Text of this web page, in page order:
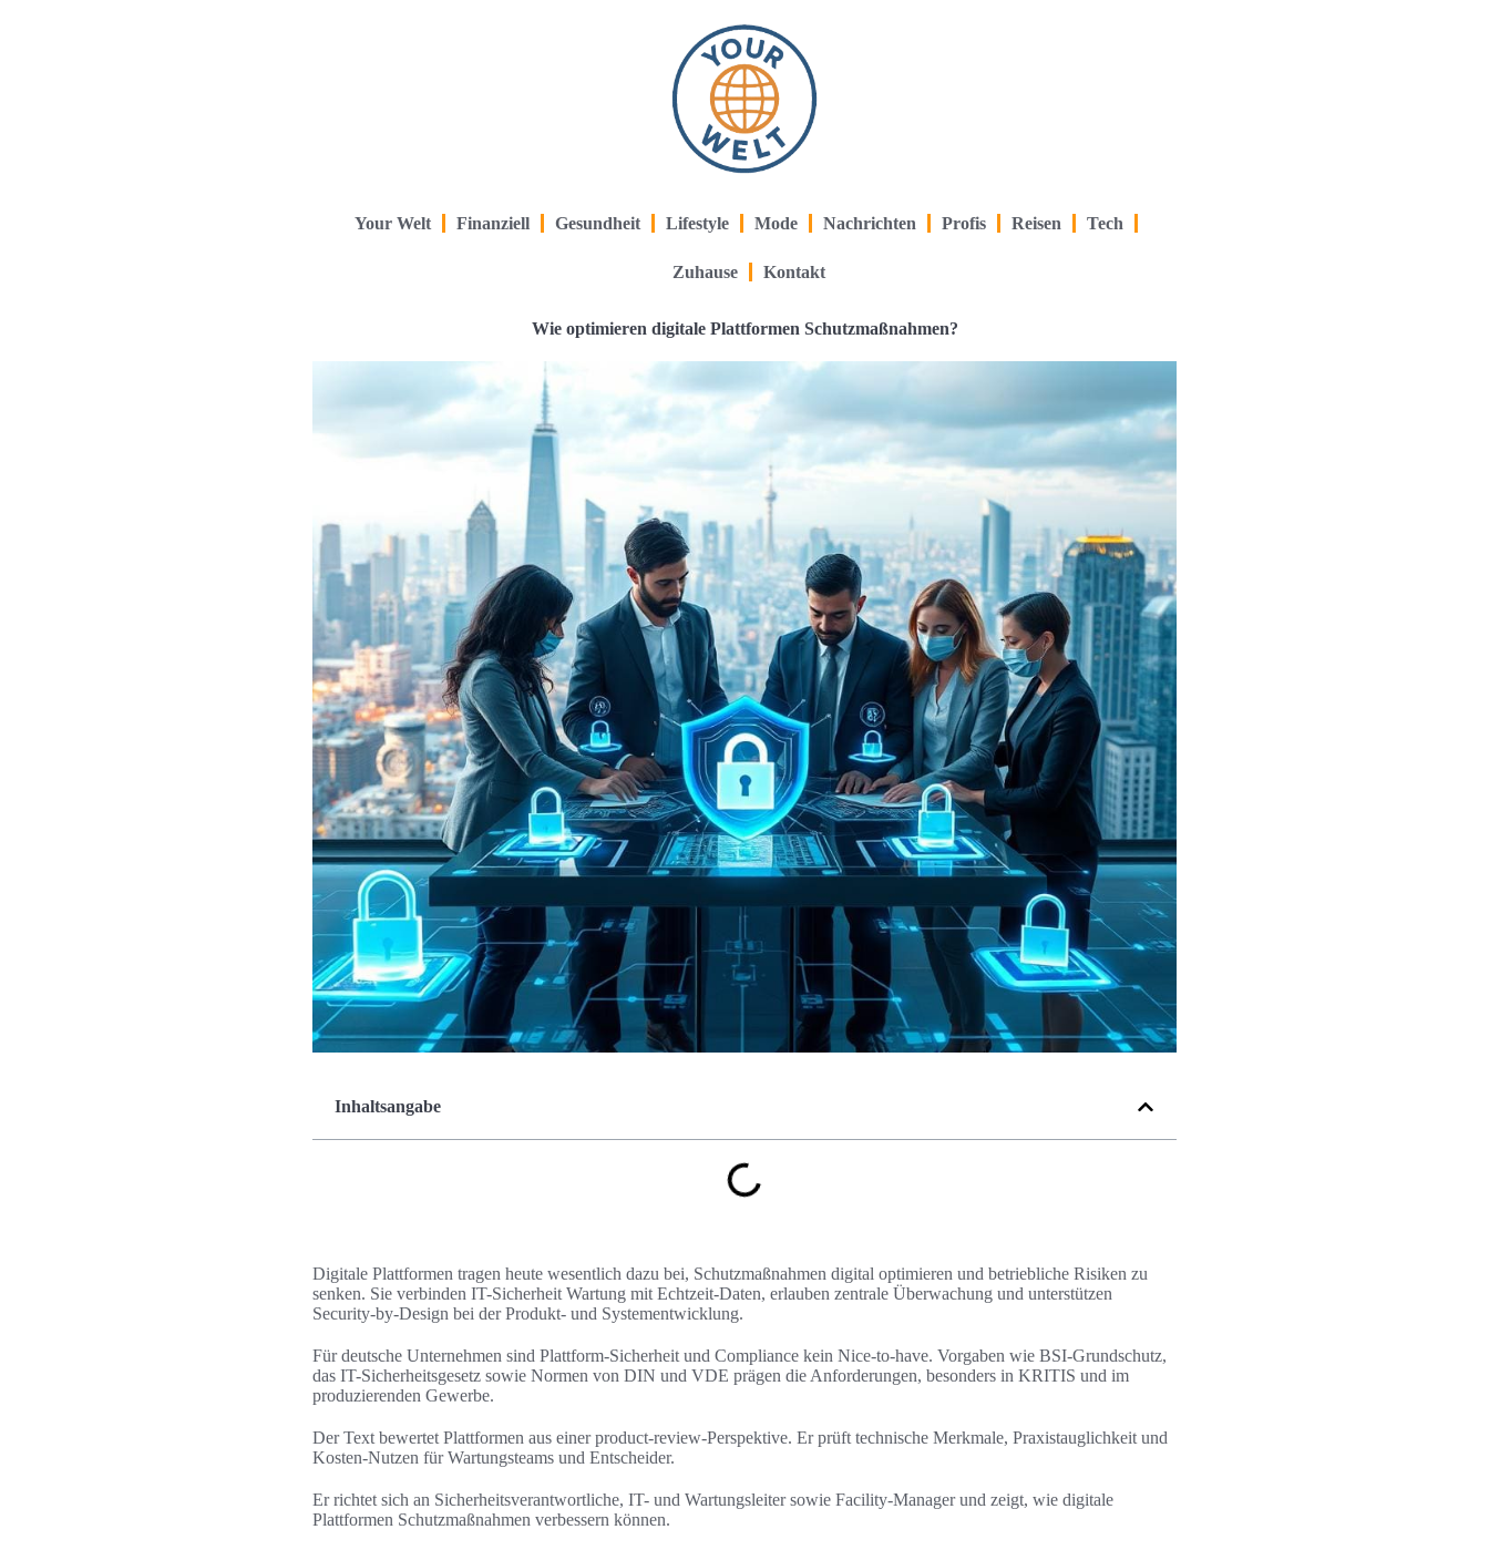
Your Welt Finanziell Gesundheit Lifestyle Mode Nachrichten Profis Reisen Tech
Zuhause Kontakt
Wie optimieren digitale Plattformen Schutzmaßnahmen?
Inhaltsangabe
Digitale Plattformen tragen heute wesentlich dazu bei, Schutzmaßnahmen digital optimieren und betriebliche Risiken zu
senken. Sie verbinden IT-Sicherheit Wartung mit Echtzeit-Daten, erlauben zentrale Überwachung und unterstützen
Security-by-Design bei der Produkt- und Systementwicklung.
Für deutsche Unternehmen sind Plattform-Sicherheit und Compliance kein Nice-to-have. Vorgaben wie BSI-Grundschutz,
das IT-Sicherheitsgesetz sowie Normen von DIN und VDE prägen die Anforderungen, besonders in KRITIS und im
produzierenden Gewerbe.
Der Text bewertet Plattformen aus einer product-review-Perspektive. Er prüft technische Merkmale, Praxistauglichkeit und
Kosten-Nutzen für Wartungsteams und Entscheider.
Er richtet sich an Sicherheitsverantwortliche, IT- und Wartungsleiter sowie Facility-Manager und zeigt, wie digitale
Plattformen Schutzmaßnahmen verbessern können.